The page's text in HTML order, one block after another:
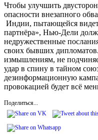
Чтобы улучшить
опасности внезапного
Индии, пытающейся
партнёра», Нью-Дели
недружественные
своих бывших
измышлениям, не
удар в спину в тайном
дезинформационную
провокацией будет всё
Поделиться...